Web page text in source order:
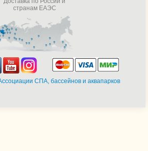
странам ЕАЭС
СПА, бассейнов и аквапарков